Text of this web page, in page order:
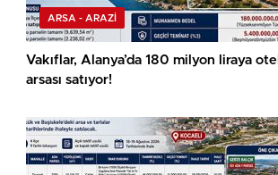
ARSA - ARAZİ
Vakıflar, Alanya’da 180 milyon liraya otel
arsası satıyor!